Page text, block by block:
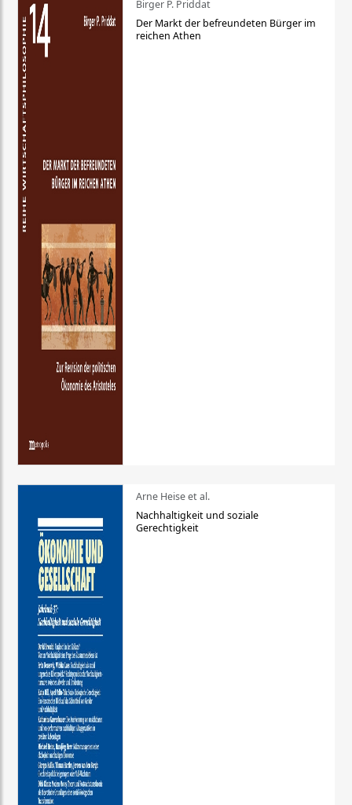
Birger P. Priddat
Der Markt der befreundeten Bürger im
reichen Athen
Arne Heise et al.
Nachhaltigkeit und soziale
Gerechtigkeit